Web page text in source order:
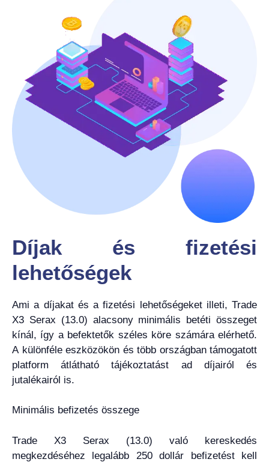
Díjak és fizetési
lehetőségek
Ami a díjakat és a fizetési lehetőségeket illeti, Trade
X3 Serax (13.0) alacsony minimális betéti összeget
kínál, így a befektetők széles köre számára elérhető.
A különféle eszközökön és több országban támogatott
platform átlátható tájékoztatást ad díjairól és
jutalékairól is.
Minimális befizetés összege
Trade X3 Serax (13.0) való kereskedés
megkezdéséhez legalább 250 dollár befizetést kell